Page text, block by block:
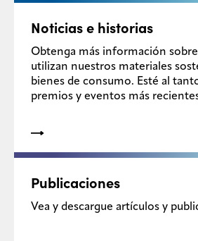
Responsabilidad
de la cadena de
suministro
MyInsideConnection
Noticias e historias
Obtenga más información
utilizan nuestros materiales
bienes de consumo. Esté al
premios y eventos más
Publicaciones
Vea y descargue artículos y